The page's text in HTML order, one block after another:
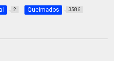
2 Queimados 3586